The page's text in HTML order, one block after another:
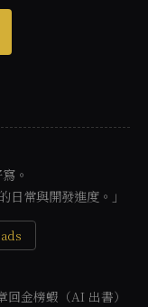
。
日常與開發進度。」
回金榜蝦（AI 出書）